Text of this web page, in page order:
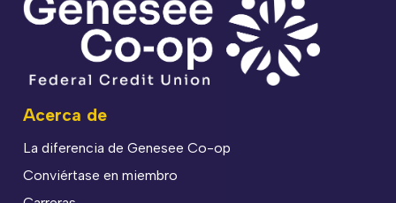
Acerca de
La diferencia de Genesee Co-op
Conviértase en miembro